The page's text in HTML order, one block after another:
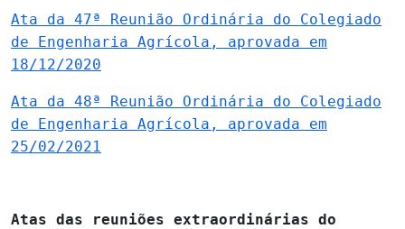
Ata da 47ª Reunião Ordinária do Colegiado
de Engenharia Agrícola, aprovada em
18/12/2020
Ata da 48ª Reunião Ordinária do Colegiado
de Engenharia Agrícola, aprovada em
25/02/2021
Atas das reuniões extraordinárias do